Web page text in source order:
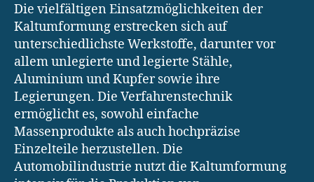
Die vielfältigen Einsatzmöglichkeiten der
Kaltumformung erstrecken sich auf
unterschiedlichste Werkstoffe, darunter vor
allem unlegierte und legierte Stähle,
Aluminium und Kupfer sowie ihre
Legierungen. Die Verfahrenstechnik
ermöglicht es, sowohl einfache
Massenprodukte als auch hochpräzise
Einzelteile herzustellen. Die
Automobilindustrie nutzt die Kaltumformung